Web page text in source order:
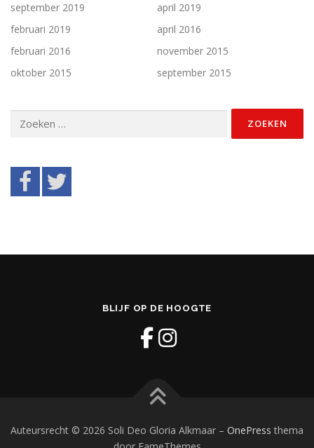
september 2019
april 2019
februari 2019
april 2016
februari 2016
november 2015
oktober 2015
september 2015
naar:
BLIJF OP DE HOOGTE
Auteursrecht © 2026 Soli Deo Gloria Alkmaar – OnePress thema